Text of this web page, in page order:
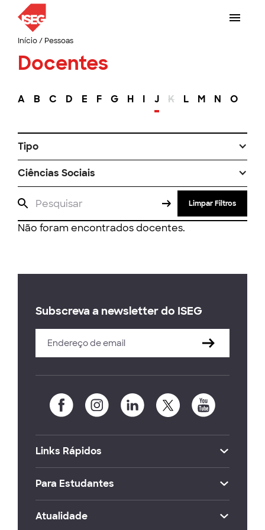
Início/ Pessoas
Docentes
A B C D E F G H I J K L M N O
Tipo
Ciências Sociais
Limpar Filtros
Não foram encontrados docentes.
Subscreva a newsletter do ISEG
Links Rápidos
Para Estudantes
Atualidade